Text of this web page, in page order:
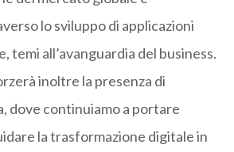
lo sviluppo di applicazioni
temi all’avanguardia del business.
inoltre la presenza di
dove continuiamo a portare
la trasformazione digitale in